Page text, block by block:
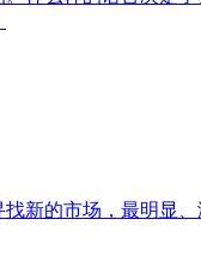
新的市场，最明显、